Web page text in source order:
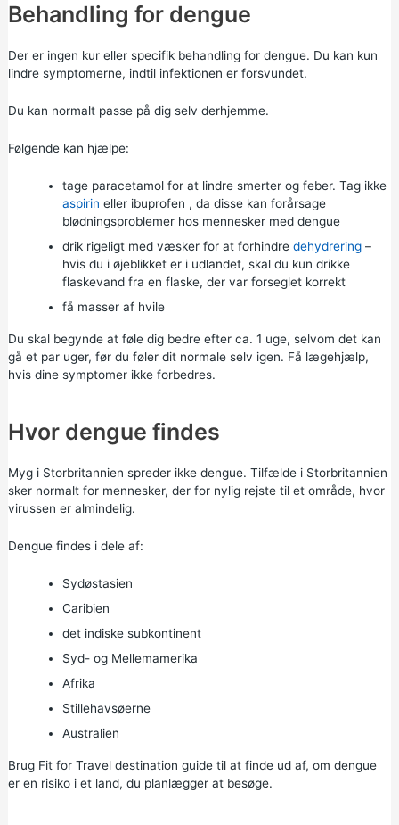
Behandling for dengue
Der er ingen kur eller specifik behandling for dengue. Du kan kun
lindre symptomerne, indtil infektionen er forsvundet.
Du kan normalt passe på dig selv derhjemme.
Følgende kan hjælpe:
tage paracetamol forat lindre smerter og feber. Tag ikke
aspirin eller ibuprofen , da disse kan forårsage
blødningsproblemer hos mennesker med dengue
drik rigeligt med væsker for at forhindre dehydrering–
hvis du i øjeblikket er i udlandet, skal du kun drikke
flaskevand fra en flaske, der var forseglet korrekt
få masser af hvile
Du skal begynde at føle dig bedre efter ca. 1 uge, selvom det kan
gå et par uger, før du føler dit normale selv igen. Få lægehjælp,
hvis dine symptomer ikke forbedres.
Hvor dengue findes
Myg i Storbritannien spreder ikke dengue. Tilfælde i Storbritannien
sker normalt for mennesker, der for nylig rejste til et område, hvor
virussen er almindelig.
Dengue findes i dele af:
Sydøstasien
Caribien
det indiske subkontinent
Syd- og Mellemamerika
Afrika
Stillehavsøerne
Australien
Brug Fit for Travel destination guidetil at finde ud af, om dengue
er en risiko i et land, du planlægger at besøge.